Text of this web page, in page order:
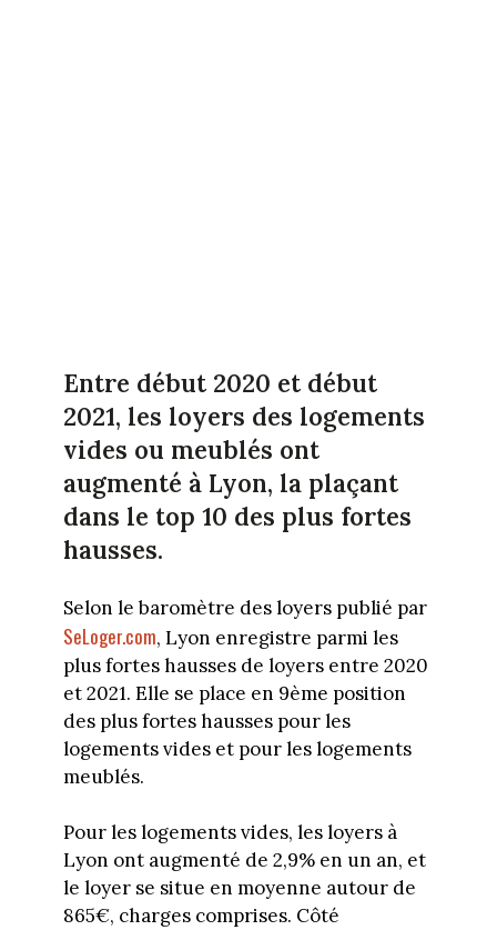
Entre début 2020 et début
2021, les loyers des logements
vides ou meublés ont
augmenté à Lyon, la plaçant
dans le top 10 des plus fortes
hausses.
Selon le baromètre des loyers publié par
SeLoger.com, Lyon enregistre parmi les
plus fortes hausses de loyers entre 2020
et 2021. Elle se place en 9ème position
des plus fortes hausses pour les
logements vides et pour les logements
meublés.
Pour les logements vides, les loyers à
Lyon ont augmenté de 2,9% en un an, et
le loyer se situe en moyenne autour de
865€, charges comprises. Côté